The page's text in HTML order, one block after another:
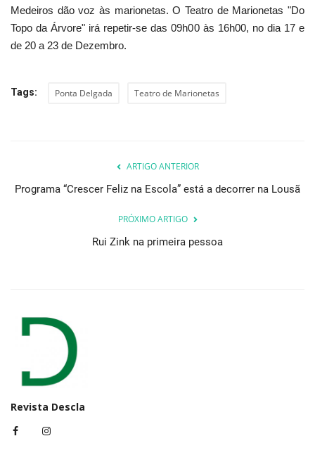
Medeiros dão voz às marionetas. O Teatro de Marionetas "Do
Topo da Árvore" irá repetir-se das 09h00 às 16h00, no dia 17 e
de 20 a 23 de Dezembro.
Tags: Ponta Delgada Teatro de Marionetas
ARTIGO ANTERIOR
Programa “Crescer Feliz na Escola” está a decorrer na Lousã
PRÓXIMO ARTIGO
Rui Zink na primeira pessoa
Revista Descla